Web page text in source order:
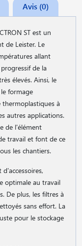
Avis (0)
ST est un
de Leister. Le
allant
de la
élevés. Ainsi, le
formage
thermoplastiques à
autres applications.
de l'élément
travail et font de ce
les chantiers.
optimale au travail
De plus, les filtres à
sans effort. La
pour le stockage